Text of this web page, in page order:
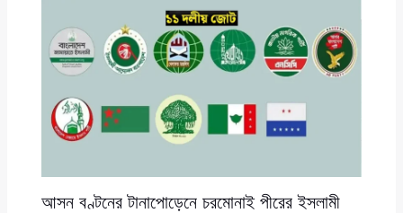
আসন বণ্টনের টানাপোড়েনে চরমোনাই পীরের ইসলামী